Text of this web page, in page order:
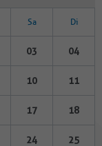
Sa Di
03 04
10 11
17 18
24 25